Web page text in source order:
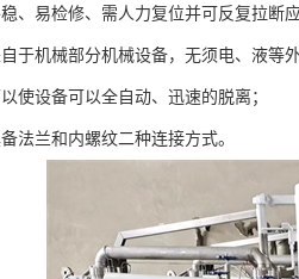
、易检修、需人力复位并可反复拉断应
于机械部分机械设备，无须电、液等外
使设备可以全自动、迅速的脱离；
法兰和内螺纹二种连接方式。